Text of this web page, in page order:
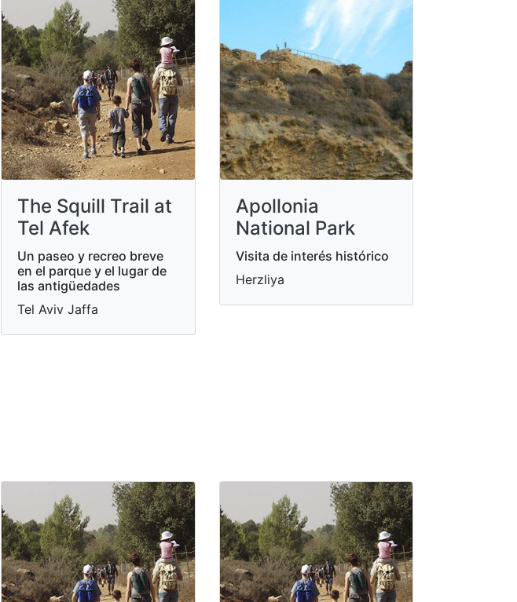
The Squill Trail at
Tel Afek
Un paseo y recreo breve
en el parque y el lugar de
las antigüedades
Tel Aviv Jaffa
Apollonia
National Park
Visita de interés histórico
Herzliya